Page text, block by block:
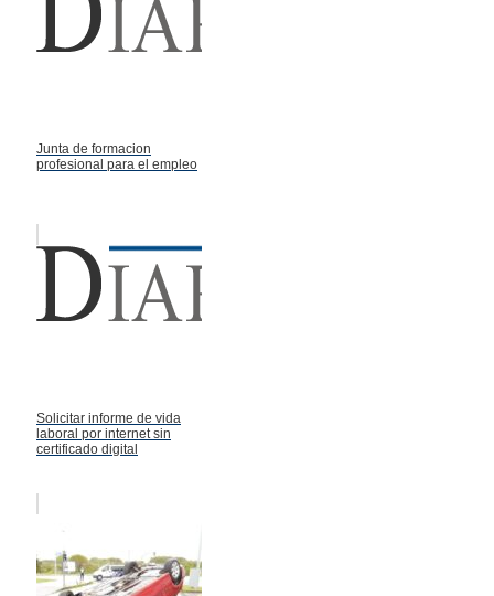
Junta de formacion
profesional para el empleo
Solicitar informe de vida
laboral por internet sin
certificado digital